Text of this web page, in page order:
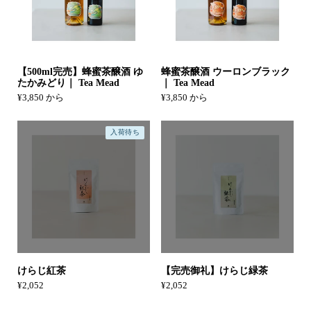
【500ml完売】蜂蜜茶醸酒 ゆ
たかみどり｜ Tea Mead
¥3,850 から
蜂蜜茶醸酒 ウーロンブラック
｜ Tea Mead
¥3,850 から
けらじ紅茶
¥2,052
入荷待ち
【完売御礼】けらじ緑茶
¥2,052